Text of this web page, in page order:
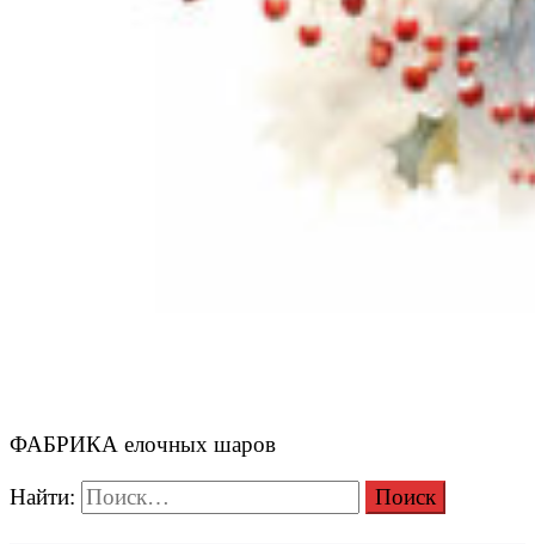
ФАБРИКА елочных шаров
Найти: